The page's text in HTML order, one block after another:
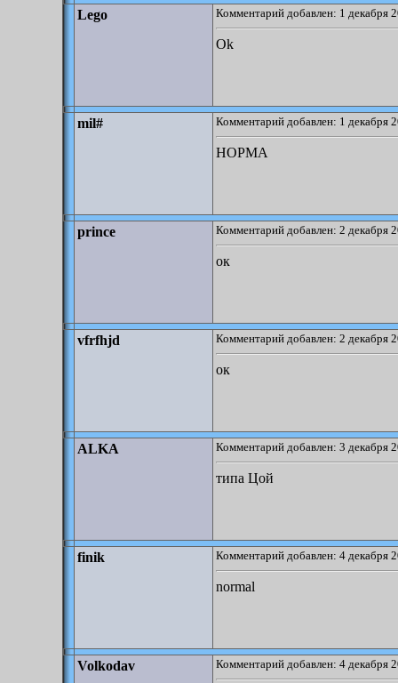
Lego Комментарий добавлен: 1 декабря
Ok
mil# Комментарий добавлен: 1 декабря
НОРМА
prince Комментарий добавлен: 2 декабря
ок
vfrfhjd Комментарий добавлен: 2 декабря
ок
ALKA Комментарий добавлен: 3 декабря
типа Цой
finik Комментарий добавлен: 4 декабря
normal
Volkodav Комментарий добавлен: 4 декабря